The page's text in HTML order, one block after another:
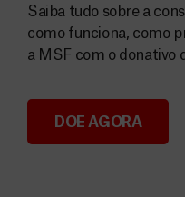
Consignação
Saiba tudo sobre a
como funciona, como
a MSF com o donativo
DOE AGORA